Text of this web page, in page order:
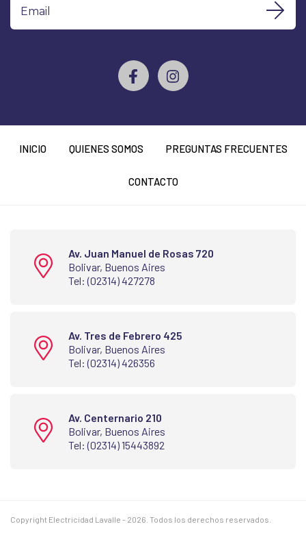
INICIO QUIENES SOMOS PREGUNTAS FRECUENTES
CONTACTO
Av. Juan Manuel de Rosas 720
Bolivar, Buenos Aires
Tel: (02314) 427278
Av. Tres de Febrero 425
Bolivar, Buenos Aires
Tel: (02314) 426356
Av. Centernario 210
Bolivar, Buenos Aires
Tel: (02314) 15443892
Copyright Electricidad Lavalle - 2026. Todos los derechos reservados.